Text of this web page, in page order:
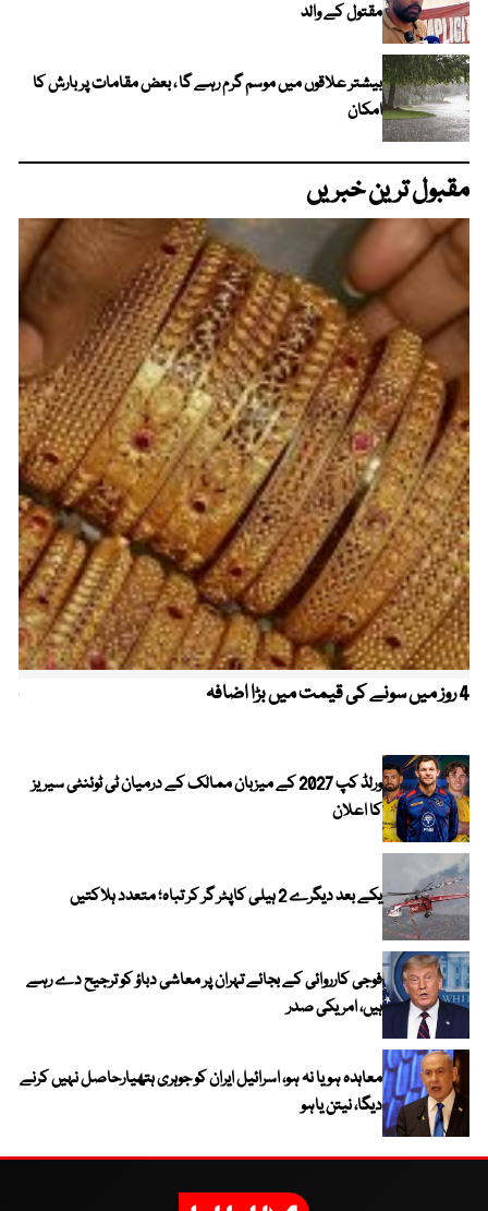
مقتول کے والد
بیشتر علاقوں میں موسم گرم رہے گا ، بعض مقامات پر بارش کا
امکان
مقبول ترین خبریں
4 روز میں سونے کی قیمت میں بڑا اضافہ
ورلڈ کپ 2027 کے میزبان ممالک کے درمیان ٹی ٹوئنٹی سیریز
کا اعلان
یکے بعد دیگرے 2 ہیلی کاپٹر گر کر تباہ؛ متعدد ہلاکتیں
فوجی کارروائی کے بجائے تہران پر معاشی دباؤ کو ترجیح دے رہے
ہیں، امریکی صدر
معاہدہ ہو یا نہ ہو، اسرائیل ایران کو جوہری ہتھیارحاصل نہیں کرنے
دیگا، نیتن یاہو